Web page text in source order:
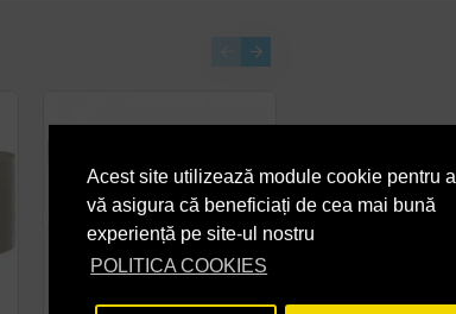
Acest site utilizează module cookie pentru a
vă asigura că beneficiați de cea mai bună
experiență pe site-ul nostru
POLITICA COOKIES
-20 %